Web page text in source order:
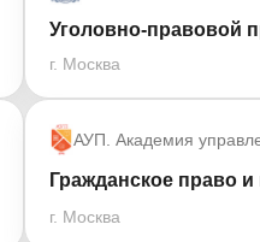
Уголовно-правовой
г. Москва
АУП. Академия
Гражданское право
г. Москва